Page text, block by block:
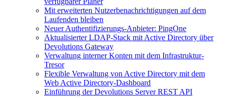
Mit erweiterten Nutzerbenachrichtigungen auf dem
Laufenden bleiben
Neuer Authentifizierungs-Anbieter: PingOne
Aktualisierter LDAP-Stack mit Active Directory über
Devolutions Gateway
Verwaltung interner Konten mit dem Infrastruktur-
Tresor
Flexible Verwaltung von Active Directory mit dem
Web Active Directory-Dashboard
Einführung der Devolutions Server REST API